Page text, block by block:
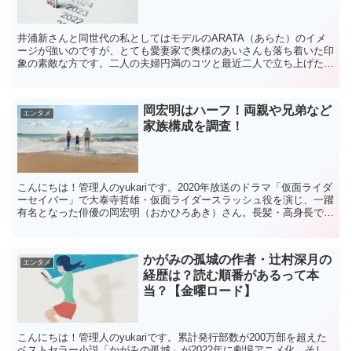
井浦新さんと同世代の私としてはモデルのARATA（あらた）のイメ
ージが強いのですが、とても愛妻家で奥様のあいさんも落ち着いた印
象の素敵な方です。二人の夫婦円満のコツと最近二人で立ち上げたシ
エンタメ
岡宏明はハーフ！両親や兄弟など
家族構成を調査！
こんにちは！管理人のyukariです。2020年放送のドラマ「仮面ライダ
ーセイバー」で大泰寺哲雄・仮面ライダースラッシュ役を演じ、一躍
有名となった俳優の岡宏明（おかひろあき）さん。長髪・高身長でミ
エンタメ
かがみの孤城の作者・辻村深月の
経歴は？読む順番があるって本
当？【金曜ロード】
こんにちは！管理人のyukariです。累計発行部数が200万部を超えた